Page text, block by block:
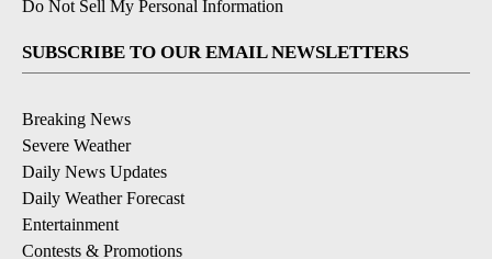
Do Not Sell My Personal Information
SUBSCRIBE TO OUR EMAIL NEWSLETTERS
Breaking News
Severe Weather
Daily News Updates
Daily Weather Forecast
Entertainment
Contests & Promotions